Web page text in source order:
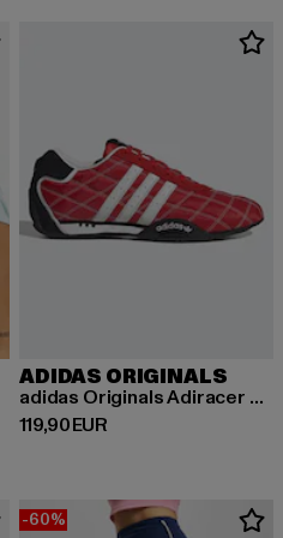
EUR
ADIDAS ORIGINALS
adidas Originals Adiracer Lo Sneakers
119,90 EUR
Derzeitiger Preis: 119,90 EUR
-60%